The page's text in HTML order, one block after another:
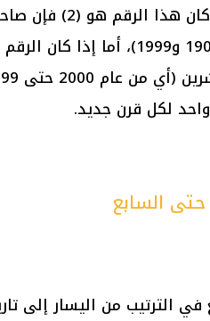
الذي وُلد فيه حامل البطاقة،
لكل قرن جديد.
حتى السابع
في الترتيب من اليسار إلى